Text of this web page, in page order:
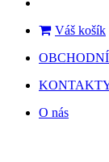
Váš košík
O nás